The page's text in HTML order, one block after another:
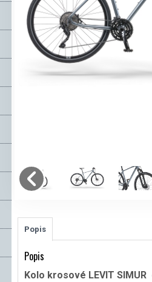
Popis
Popis
Kolo krosové LEVIT